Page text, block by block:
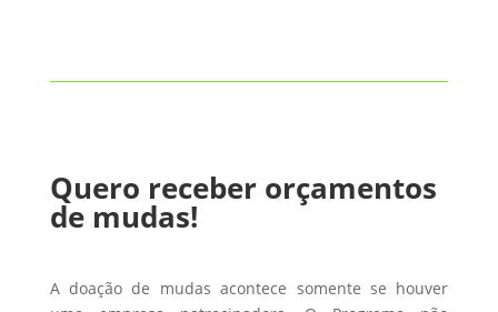
Quero receber orçamentos
de mudas!
A doação de mudas acontece somente se houver